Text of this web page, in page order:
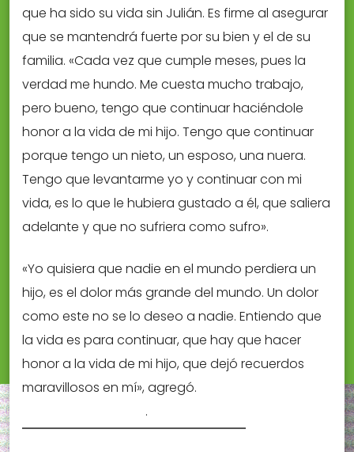
que ha sido su vida sin Julián. Es firme al asegurar
que se mantendrá fuerte por su bien y el de su
familia. «Cada vez que cumple meses, pues la
verdad me hundo. Me cuesta mucho trabajo,
pero bueno, tengo que continuar haciéndole
honor a la vida de mi hijo. Tengo que continuar
porque tengo un nieto, un esposo, una nuera.
Tengo que levantarme yo y continuar con mi
vida, es lo que le hubiera gustado a él, que saliera
adelante y que no sufriera como sufro».
«Yo quisiera que nadie en el mundo perdiera un
hijo, es el dolor más grande del mundo. Un dolor
como este no se lo deseo a nadie. Entiendo que
la vida es para continuar, que hay que hacer
honor a la vida de mi hijo, que dejó recuerdos
maravillosos en mí», agregó.
.